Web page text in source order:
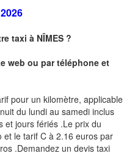
taxi à NÎMES ?
web ou par téléphone et
pour un kilomètre, applicable
du lundi au samedi inclus
et jours fériés .Le prix du
le tarif C à 2.16 euros par
.Demandez un devis taxi